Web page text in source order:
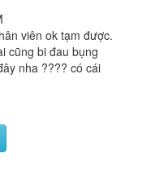
viên ok tạm được.
cũng bi đau bụng
nha ???? có cái